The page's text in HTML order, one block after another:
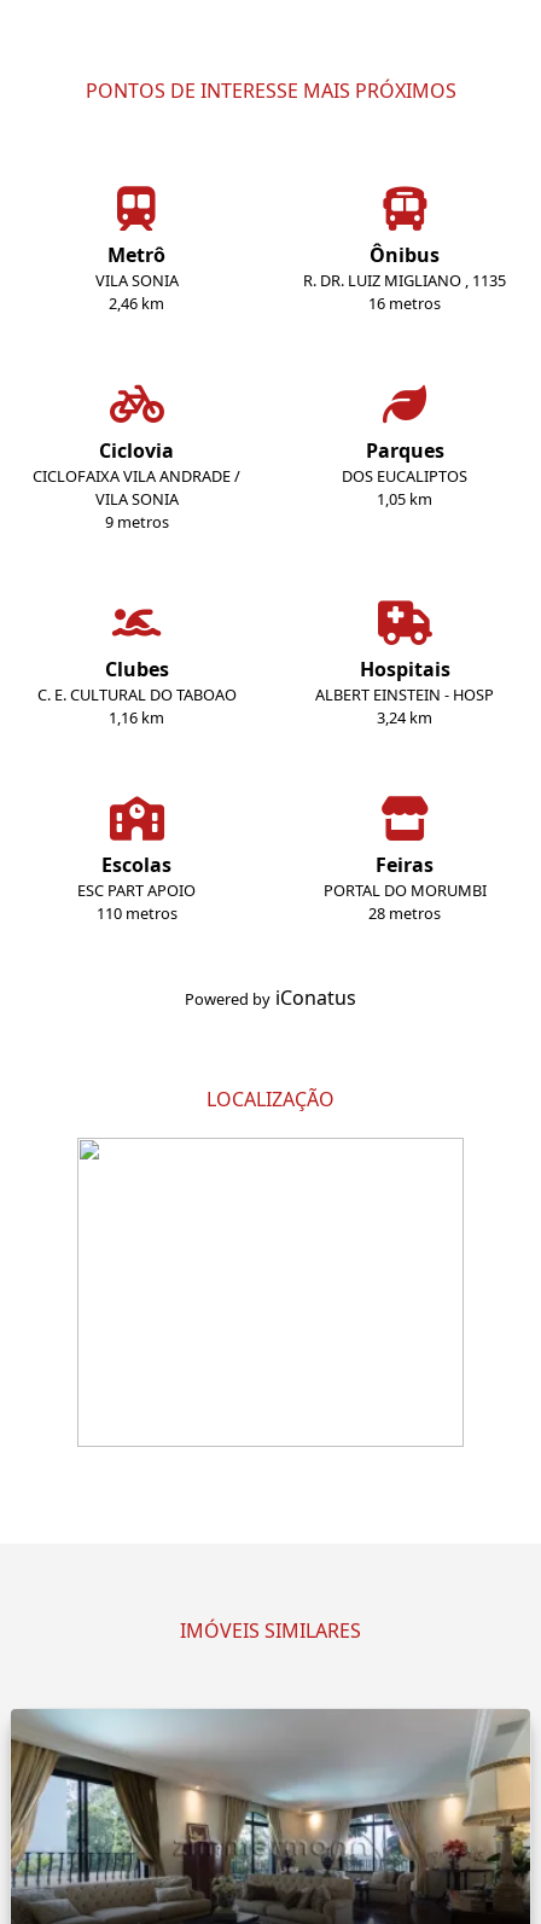
PONTOS DE INTERESSE MAIS PRÓXIMOS
Metrô
VILA SONIA
2,46 km
Ônibus
R. DR. LUIZ MIGLIANO , 1135
16 metros
Ciclovia
CICLOFAIXA VILA ANDRADE /
VILA SONIA
9 metros
Parques
DOS EUCALIPTOS
1,05 km
Clubes
C. E. CULTURAL DO TABOAO
1,16 km
Hospitais
ALBERT EINSTEIN - HOSP
3,24 km
Escolas
ESC PART APOIO
110 metros
Feiras
PORTAL DO MORUMBI
28 metros
Powered by iConatus
LOCALIZAÇÃO
IMÓVEIS SIMILARES